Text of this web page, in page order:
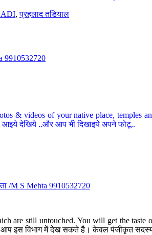
,प्रहलाद तडियाल
9910532720
& videos of your native place, temples
आइये देखिये ..और आप भी दिखाइये अपने फोटू..
/M S Mehta 9910532720
are still untouched. You will get the
आप इस विभाग में देख सकते है। केवल पंजीकृत